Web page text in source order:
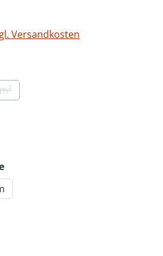
Versandkosten
Option ist zurzeit nicht verfügbar.)
auswählen